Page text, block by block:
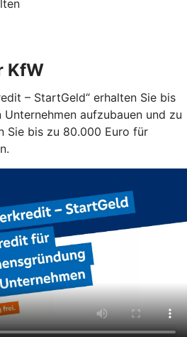
KfW
– StartGeld“ erhalten Sie bis
aufzubauen und zu
Sie bis zu 80.000 Euro für